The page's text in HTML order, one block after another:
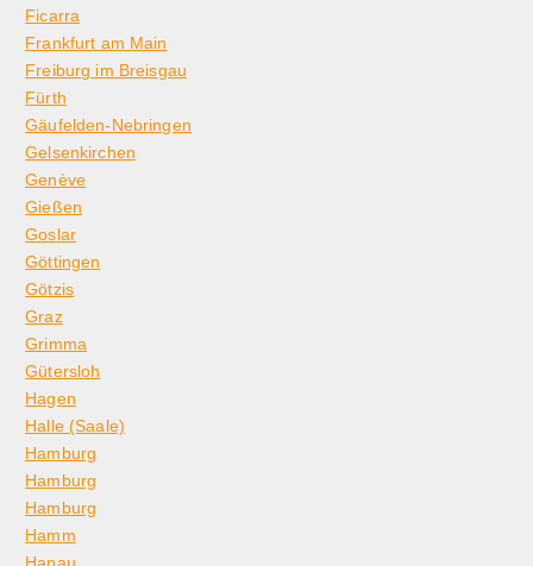
Ficarra
Frankfurt am Main
Freiburg im Breisgau
Fürth
Gäufelden-Nebringen
Gelsenkirchen
Genève
Gießen
Goslar
Göttingen
Götzis
Graz
Grimma
Gütersloh
Hagen
Halle (Saale)
Hamburg
Hamburg
Hamburg
Hamm
Hanau